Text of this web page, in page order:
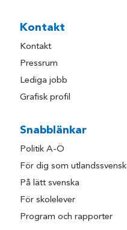
Kontakt
Kontakt
Pressrum
Lediga jobb
Grafisk profil
Snabblänkar
Politik A-Ö
För dig som utlandssvensk
På lätt svenska
För skolelever
Program och rapporter